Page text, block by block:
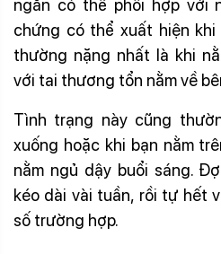
ngắn có thể phối hợp với
chứng có thể xuất hiện
thường nặng nhất là khi
với tai thương tổn nằm về
Tình trạng này cũng
xuống hoặc khi bạn nằm
nằm ngủ dậy buổi sáng.
kéo dài vài tuần, rồi tự hết
số trường hợp.